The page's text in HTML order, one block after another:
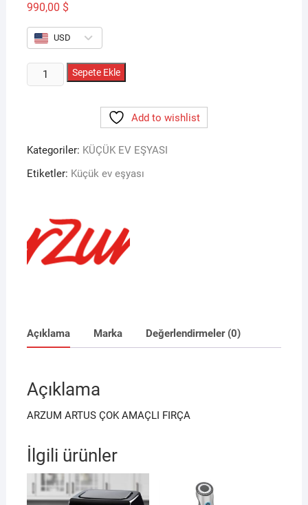
990,00 $
USD
ARZUM
AR4015
FIRÇA
adet
Sepete Ekle
Add to wishlist
Kategoriler: KÜÇÜK EV EŞYASI
Etiketler: Küçük ev eşyası
Açıklama Marka Değerlendirmeler (0)
Açıklama
ARZUM ARTUS ÇOK AMAÇLI FIRÇA
İlgili ürünler